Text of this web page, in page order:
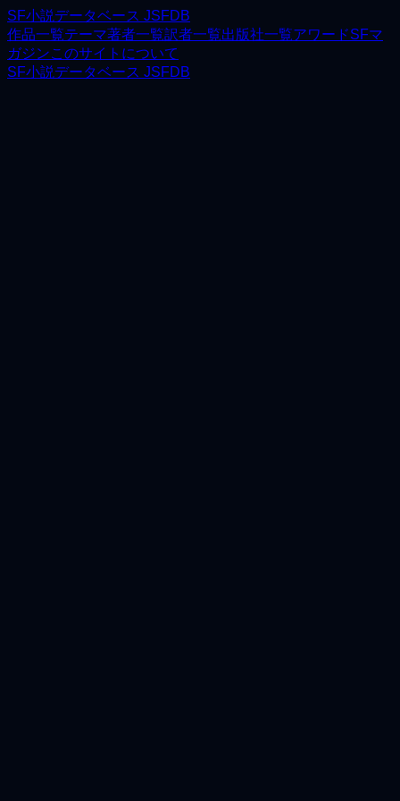
SF小説データベース JSFDB
作品一覧テーマ著者一覧訳者一覧出版社一覧アワードSFマ
ガジンこのサイトについて
SF小説データベース JSFDB